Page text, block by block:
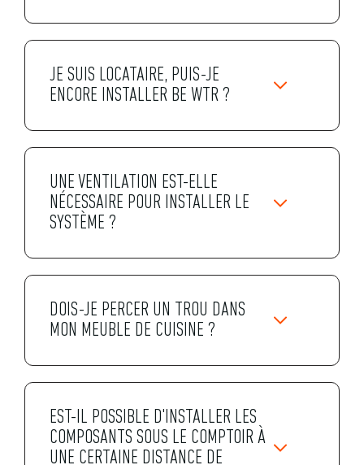
JE SUIS LOCATAIRE, PUIS-JE
ENCORE INSTALLER BE WTR ?
UNE VENTILATION EST-ELLE
NÉCESSAIRE POUR INSTALLER LE
SYSTÈME ?
DOIS-JE PERCER UN TROU DANS
MON MEUBLE DE CUISINE ?
EST-IL POSSIBLE D'INSTALLER LES
COMPOSANTS SOUS LE COMPTOIR À
UNE CERTAINE DISTANCE DE